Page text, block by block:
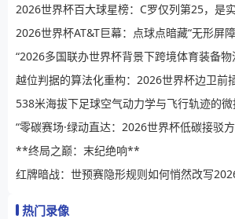
2026世界杯AT&T巨幕：点球点暗藏“无形屏
“零碳赛场·绿动直达：2026世界杯低碳接驳
**终局之巅：末纪绝响**
红牌暗战：世预赛隐形规则如何悄然改写
热门录像